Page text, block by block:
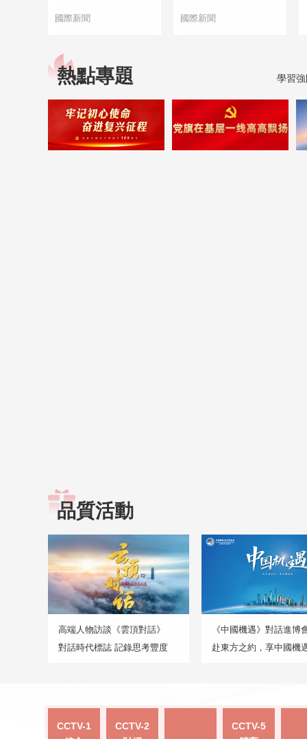
國際新聞 國際新聞
熱點專題 學習
品質活動
高端人物訪談《雲頂對話》
對話時代標誌 記錄思考豐度
《中國機遇》對話進博
赴東方之約，享中國機
CCTV-1
CCTV-2
CCTV-5